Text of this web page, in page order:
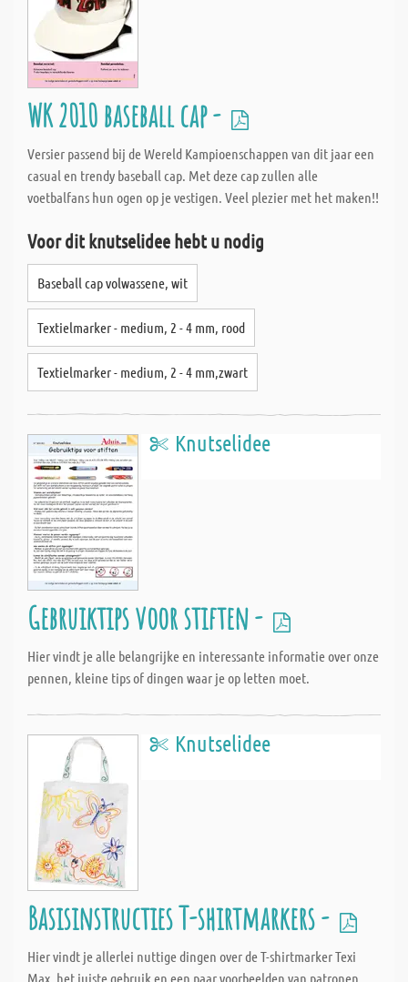
WK 2010 baseball cap -
Versier passend bij de Wereld Kampioenschappen van dit jaar een
casual en trendy baseball cap. Met deze cap zullen alle
voetbalfans hun ogen op je vestigen. Veel plezier met het maken!!
Voor dit knutselidee hebt u nodig
Baseball cap volwassene, wit
Textielmarker - medium, 2 - 4 mm, rood
Textielmarker - medium, 2 - 4 mm,zwart
Knutselidee
Gebruiktips voor stiften -
Hier vindt je alle belangrijke en interessante informatie over onze
pennen, kleine tips of dingen waar je op letten moet.
Knutselidee
Basisinstructies T-shirtmarkers -
Hier vindt je allerlei nuttige dingen over de T-shirtmarker Texi
Max, het juiste gebruik en een paar voorbeelden van patronen.